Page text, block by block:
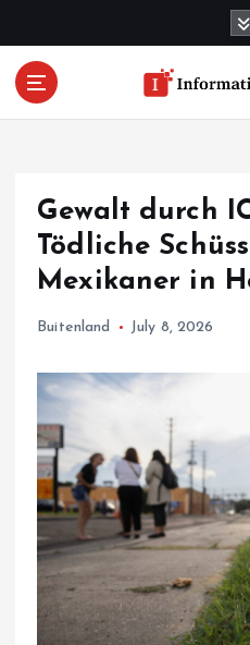
Gewalt durch
Tödliche
Mexikaner in
Buitenland July 8, 2026